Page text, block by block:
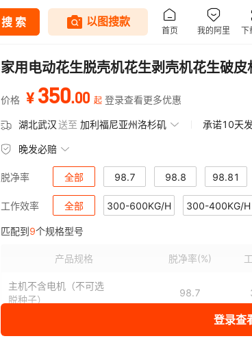
家用电动花生脱壳机花生剥壳机花生破
价格 ¥ 350.00 起 登录查看更多优惠
湖北武汉送至 加利福尼亚州洛杉矶 承诺10天
晚发必赔
脱净率 全部 98.7 98.8 98.81
98.86 98.87
工作效率 全部 300-600KG/H 300-400KG/H
匹配到9个规格型号
产品规格 脱净率(%)
主机不含电机（不可选
脱种子）
98.7
98.8
登录查